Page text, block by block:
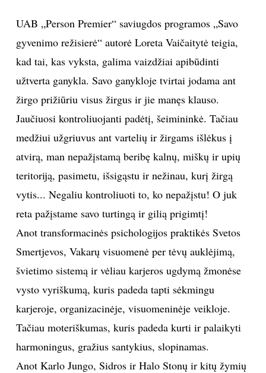
KNYGOS
INTERJERAS
VIRTUVĖ
RECEPTAI
VAIKAI
NELAIMĖS
KONTAKTAI
PRIVATUMO POLITIKA
Sekite mus:
UAB „Person Premier“ saviugdos programos „Savo
gyvenimo režisierė“ autorė Loreta Vaičaitytė teigia,
kad tai, kas vyksta, galima vaizdžiai apibūdinti
užtverta ganykla. Savo ganykloje tvirtai jodama ant
žirgo prižiūriu visus žirgus ir jie manęs klauso.
Jaučiuosi kontroliuojanti padėtį, šeimininkė. Tačiau
medžiui užgriuvus ant vartelių ir žirgams išlėkus į
atvirą, man nepažįstamą beribę kalnų, miškų ir upių
teritoriją, pasimetu, išsigąstu ir nežinau, kurį žirgą
vytis... Negaliu kontroliuoti to, ko nepažįstu! O juk
reta pažįstame savo turtingą ir gilią prigimtį!
Anot transformacinės psichologijos praktikės Svetos
Smertjevos, Vakarų visuomenė per tėvų auklėjimą,
švietimo sistemą ir vėliau karjeros ugdymą žmonėse
vysto vyriškumą, kuris padeda tapti sėkmingu
karjeroje, organizacinėje, visuomeninėje veikloje.
Tačiau moteriškumas, kuris padeda kurti ir palaikyti
harmoningus, gražius santykius, slopinamas.
Anot Karlo Jungo, Sidros ir Halo Stonų ir kitų žymių